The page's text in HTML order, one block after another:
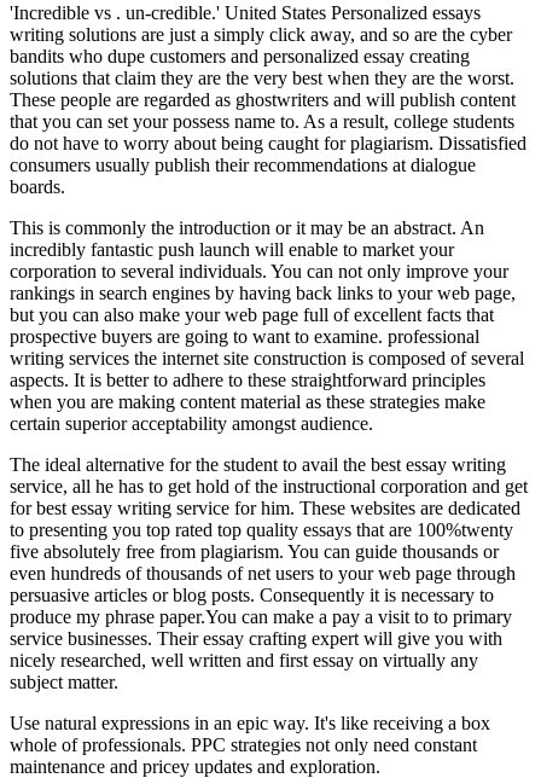
'Incredible vs . un-credible.' United States Personalized essays
writing solutions are just a simply click away, and so are the cyber
bandits who dupe customers and personalized essay creating
solutions that claim they are the very best when they are the worst.
These people are regarded as ghostwriters and will publish content
that you can set your possess name to. As a result, college students
do not have to worry about being caught for plagiarism. Dissatisfied
consumers usually publish their recommendations at dialogue
boards.
This is commonly the introduction or it may be an abstract. An
incredibly fantastic push launch will enable to market your
corporation to several individuals. You can not only improve your
rankings in search engines by having back links to your web page,
but you can also make your web page full of excellent facts that
prospective buyers are going to want to examine. professional
writing services the internet site construction is composed of several
aspects. It is better to adhere to these straightforward principles
when you are making content material as these strategies make
certain superior acceptability amongst audience.
The ideal alternative for the student to avail the best essay writing
service, all he has to get hold of the instructional corporation and get
for best essay writing service for him. These websites are dedicated
to presenting you top rated top quality essays that are 100%twenty
five absolutely free from plagiarism. You can guide thousands or
even hundreds of thousands of net users to your web page through
persuasive articles or blog posts. Consequently it is necessary to
produce my phrase paper.You can make a pay a visit to to primary
service businesses. Their essay crafting expert will give you with
nicely researched, well written and first essay on virtually any
subject matter.
Use natural expressions in an epic way. It's like receiving a box
whole of professionals. PPC strategies not only need constant
maintenance and pricey updates and exploration.